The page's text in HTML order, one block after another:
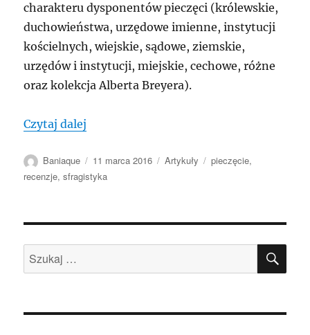
charakteru dysponentów pieczęci (królewskie,
duchowieństwa, urzędowe imienne, instytucji
kościelnych, wiejskie, sądowe, ziemskie,
urzędów i instytucji, miejskie, cechowe, różne
oraz kolekcja Alberta Breyera).
Czytaj dalej
Autor
Baniaque
Data
publikacji
11 marca 2016 Kategorie
Artykuły Tagi
pieczęcie,
recenzje,sfragistyka
Szukaj: